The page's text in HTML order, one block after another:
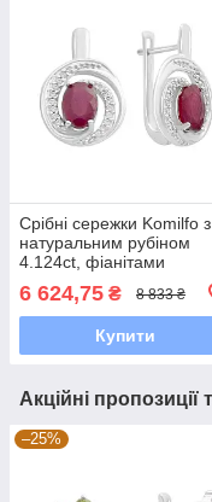
Срібні сережки Komilfo з
натуральним рубіном
4.124ct, фіанітами
(2165255)
6 624,75 ₴ 8 833 ₴
Купити
Акційні пропозиції
–25%